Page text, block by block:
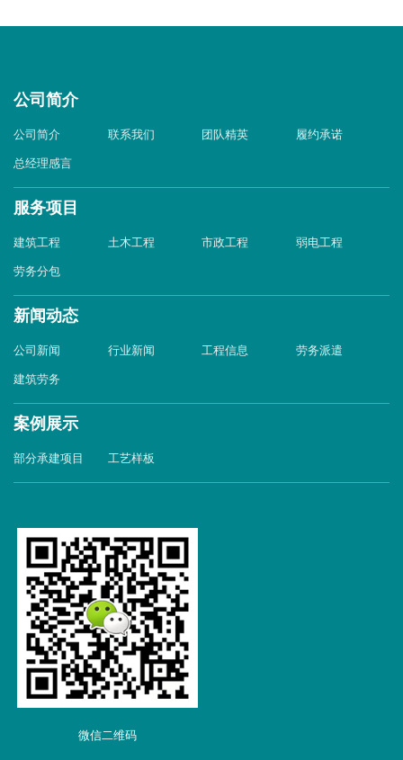
公司简介
公司简介 联系我们 团队精英 履约承诺
总经理感言
服务项目
建筑工程 土木工程 市政工程 弱电工程
劳务分包
新闻动态
公司新闻 行业新闻 工程信息 劳务派遣
建筑劳务
案例展示
部分承建项目 工艺样板
微信二维码